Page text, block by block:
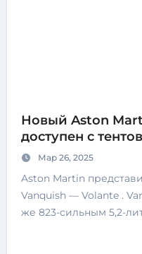
Новый Aston
доступен с
Мар 26, 2025
Aston Martin представил открытую версию
Vanquish — Volante .
же 823-сильным 5,2-